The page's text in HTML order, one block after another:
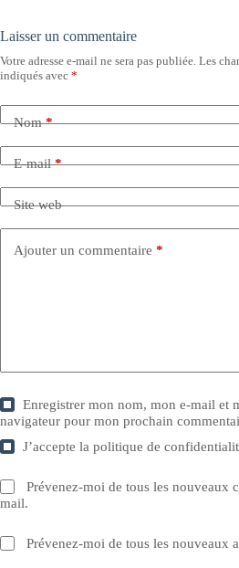
Laisser un commentaire
Votre adresse e-mail ne sera pas publiée. Les
indiqués avec *
Nom*
E-mail*
Site web
Ajouter un commentaire *
Enregistrer mon nom, mon e-mail et
navigateur pour mon prochain
J’accepte lapolitique de
Prévenez-moi de tous les nouveaux
mail.
Prévenez-moi de tous les nouveaux